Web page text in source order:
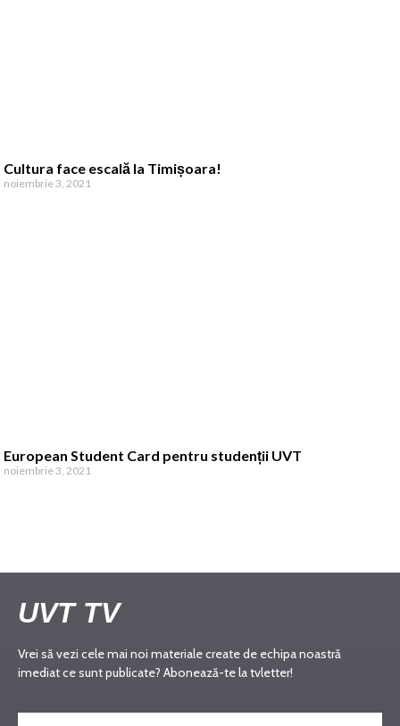
Cultura face escală la Timișoara!
noiembrie 3, 2021
European Student Card pentru studenții UVT
noiembrie 3, 2021
UVT TV
Vrei să vezi cele mai noi materiale create de echipa noastră
imediat ce sunt publicate? Abonează-te la tvletter!